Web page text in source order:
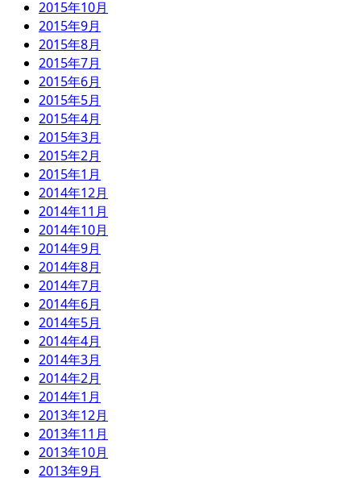
2015年10月
2015年9月
2015年8月
2015年7月
2015年6月
2015年5月
2015年4月
2015年3月
2015年2月
2015年1月
2014年12月
2014年11月
2014年10月
2014年9月
2014年8月
2014年7月
2014年6月
2014年5月
2014年4月
2014年3月
2014年2月
2014年1月
2013年12月
2013年11月
2013年10月
2013年9月